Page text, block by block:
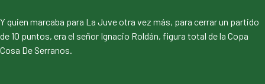
Y quien marcaba para La Juve otra vez más, para cerrar un partido
de 10 puntos, era el señor Ignacio Roldán, figura total de la Copa
Cosa De Serranos.